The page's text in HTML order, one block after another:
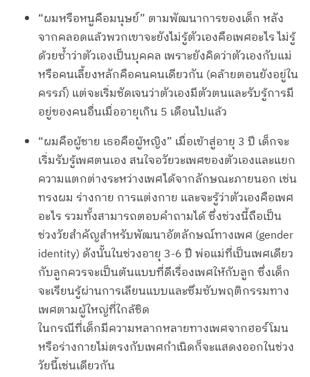
“ผมหรือหนูคือมนุษย์” ตามพัฒนาการของเด็ก หลัง
จากคลอดแล้วพวกเขาจะยังไม่รู้ตัวเองคือเพศอะไร ไม่รู้
ด้วยซ้ำว่าตัวเองเป็นบุคคล เพราะยังคิดว่าตัวเองกับแม่
หรือคนเลี้ยงหลักคือคนคนเดียวกัน (คล้ายตอนยังอยู่ใน
ครรภ์) แต่จะเริ่มชัดเจนว่าตัวเองมีตัวตนและรับรู้การมี
อยู่ของคนอื่นเมื่ออายุเกิน 5 เดือนไปแล้ว
“ผมคือผู้ชาย เธอคือผู้หญิง” เมื่อเข้าสู่อายุ 3 ปี เด็กจะ
เริ่มรับรู้เพศตนเอง สนใจอวัยวะเพศของตัวเองและแยก
ความแตกต่างระหว่างเพศได้จากลักษณะภายนอก เช่น
ทรงผม ร่างกาย การแต่งกาย และจะรู้ว่าตัวเองคือเพศ
อะไร รวมทั้งสามารถตอบคำถามได้ ซึ่งช่วงนี้ถือเป็น
ช่วงวัยสำคัญสำหรับพัฒนาอัตลักษณ์ทางเพศ (gender
identity) ดังนั้นในช่วงอายุ 3-6 ปี พ่อแม่ที่เป็นเพศเดียว
กับลูกควรจะเป็นต้นแบบที่ดีเรื่องเพศให้กับลูก ซึ่งเด็ก
จะเรียนรู้ผ่านการเลียนแบบและซึมซับพฤติกรรมทาง
เพศตามผู้ใหญ่ที่ใกล้ชิด
ในกรณีที่เด็กมีความหลากหลายทางเพศจากฮอร์โมน
หรือร่างกายไม่ตรงกับเพศกำเนิดก็จะแสดงออกในช่วง
วัยนี้เช่นเดียวกัน